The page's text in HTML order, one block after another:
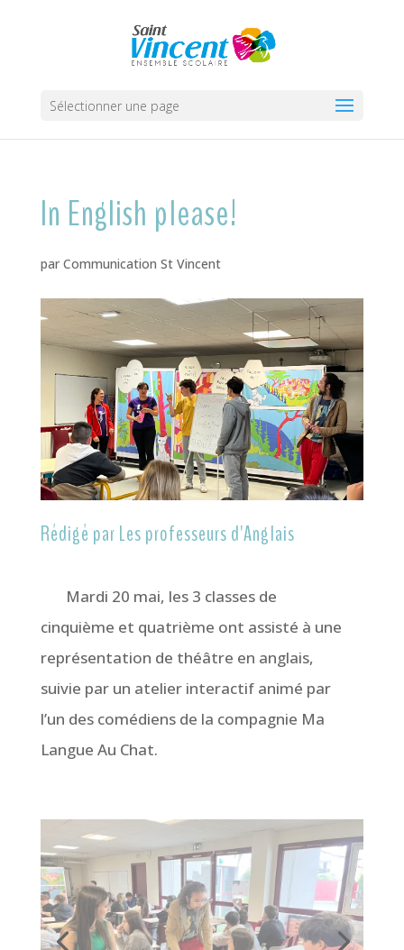
Sélectionner une page
In English please!
par Communication St Vincent
Rédigé par Les professeurs d'Anglais
Mardi 20 mai, les 3 classes de
cinquième et quatrième ont assisté à une
représentation de théâtre en anglais,
suivie par un atelier interactif animé par
l’un des comédiens de la compagnie Ma
Langue Au Chat.